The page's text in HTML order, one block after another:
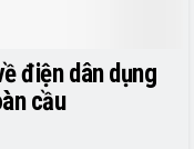
điện dân dụng
cầu